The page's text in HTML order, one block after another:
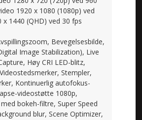
1920 x 1080 (1080p) ved
x 1440 (QHD) ved 30 fps
Bevegelsesbilde,
Image Stabilization), Live
Høy CRI LED-blitz,
Stempler,
Kontinuerlig autofokus-
videostøtte 1080p,
bokeh-filtre, Super Speed
blur, Scene Optimizer,